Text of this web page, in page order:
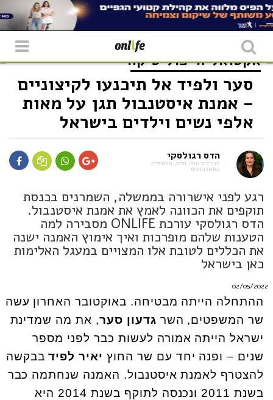
אקטואליה פוליטיקה
סער ולפיד אל תיכנעו לקיצוניים
– אמנת איסטנבול תגן על מאות
אלפי נשים וילדים בישראל
הדס רגולסקי
מנכ״לית חוזה חדש, ממובילות
מחאת הנשים
רגע לפני אישרורה בממשלה, השמרנים בכנסת
תוקפים את הכוונה לאמץ את אמנת איסטנבול.
הדס רגולסקי עורכת ONLIFE מסבירה למה
הטענות שלהם מופרכות ואיך אימוץ האמנה ישנה
את הכללים לטובת אלו המצויים במעגל האלימות
כאן בישראל
02/05/2022
ההתחלה הייתה מבטיחה. באוקטובר האחרון עשה
שר המשפטים, השר גדעון סער, את מה שמדינת
ישראל הייתה אמורה לעשות כבר לפני מספר
שנים – ופנה יחד עם שר החוץ יאיר לפידבבקשה
להצטרף לאמנת איסטנבול. האמנה שנחתמה כבר
בשנת 2011 ונכנסה לתוקף בשנת 2014 היא